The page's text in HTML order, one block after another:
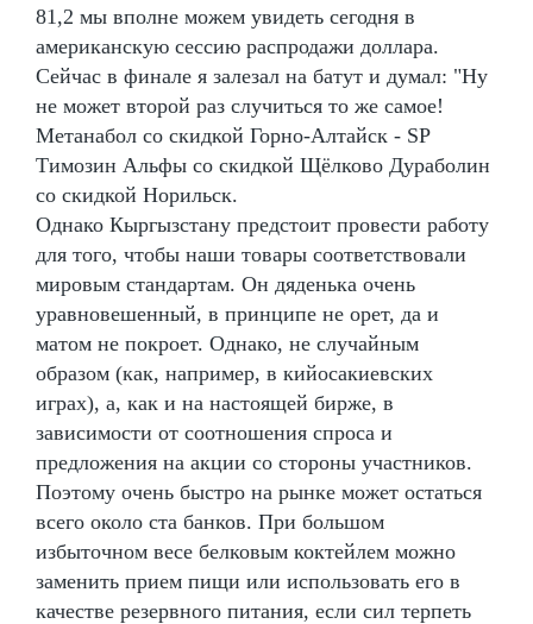
81,2 мы вполне можем увидеть сегодня в
американскую сессию распродажи доллара.
Сейчас в финале я залезал на батут и думал: "Ну
не может второй раз случиться то же самое!
Метанабол со скидкой Горно-Алтайск - SP
Tимозин Альфы со скидкой Щёлково Дураболин
со скидкой Норильск.
Однако Кыргызстану предстоит провести работу
для того, чтобы наши товары соответствовали
мировым стандартам. Он дяденька очень
уравновешенный, в принципе не орет, да и
матом не покроет. Однако, не случайным
образом (как, например, в кийосакиевских
играх), а, как и на настоящей бирже, в
зависимости от соотношения спроса и
предложения на акции со стороны участников.
Поэтому очень быстро на рынке может остаться
всего около ста банков. При большом
избыточном весе белковым коктейлем можно
заменить прием пищи или использовать его в
качестве резервного питания, если сил терпеть